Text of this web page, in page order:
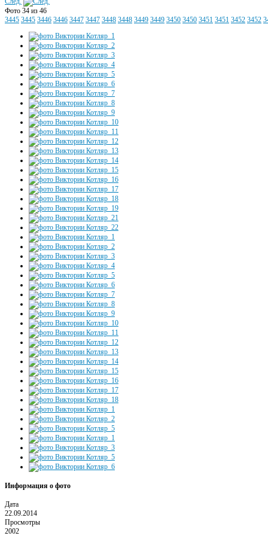
Фото 34 из 46
3445 3445 3446 3446 3447 3447 3448 3448 3449 3449 3450 3450 3451 3451 3452 3452
Информация о фото
Дата
22.09.2014
Просмотры
2002